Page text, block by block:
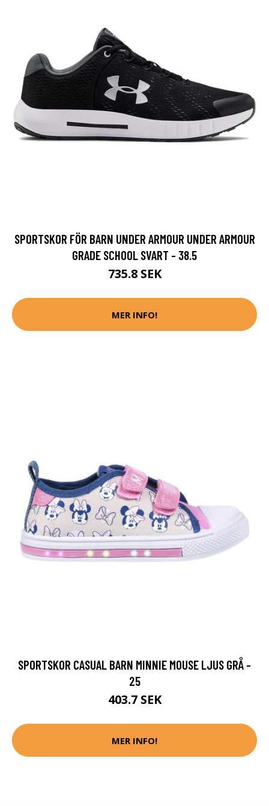
SPORTSKOR FÖR BARN UNDER ARMOUR UNDER ARMOUR
GRADE SCHOOL SVART - 38.5
735.8 SEK
MER INFO!
SPORTSKOR CASUAL BARN MINNIE MOUSE LJUS GRÅ -
25
403.7 SEK
MER INFO!